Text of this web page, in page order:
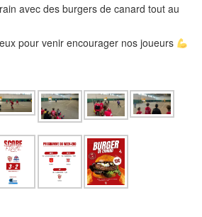
avec des burgers de canard tout au
pour venir encourager nos joueurs